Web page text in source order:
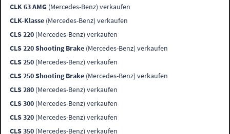
CLK 63 AMG (Mercedes-Benz) verkaufen
CLK-Klasse (Mercedes-Benz) verkaufen
CLS 220 (Mercedes-Benz) verkaufen
CLS 220 Shooting Brake (Mercedes-Benz) verkaufen
CLS 250 (Mercedes-Benz) verkaufen
CLS 250 Shooting Brake (Mercedes-Benz) verkaufen
CLS 280 (Mercedes-Benz) verkaufen
CLS 300 (Mercedes-Benz) verkaufen
CLS 320 (Mercedes-Benz) verkaufen
CLS 350 (Mercedes-Benz) verkaufen